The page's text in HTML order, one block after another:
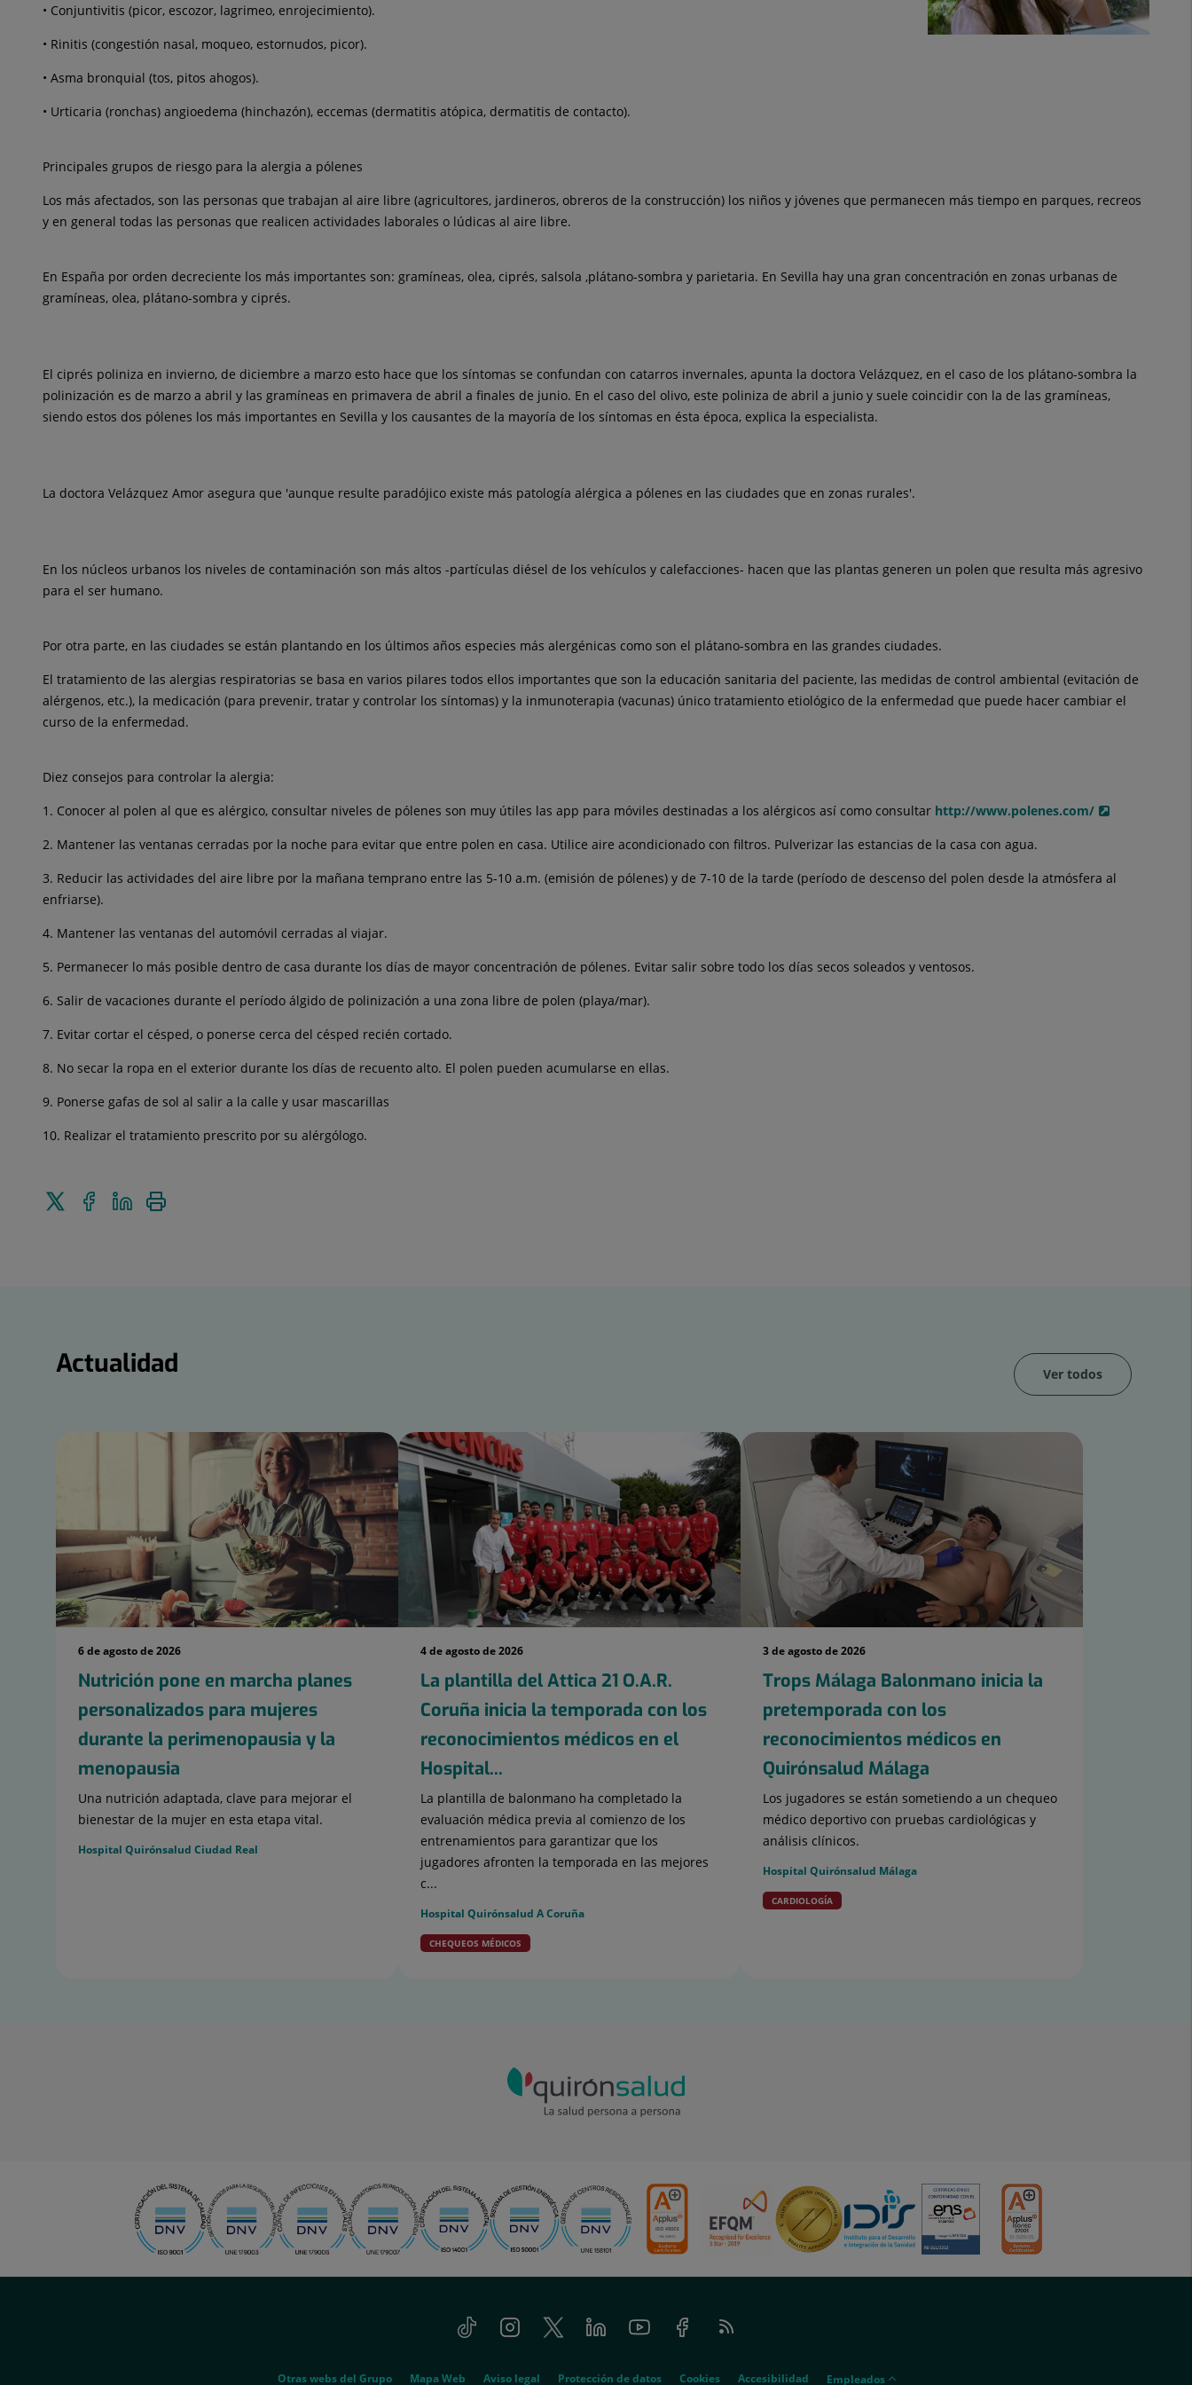
alérgica
más
común.
• Conjuntivitis (picor, escozor, lagrimeo, enrojecimiento).
• Rinitis (congestión nasal, moqueo, estornudos, picor).
• Asma bronquial (tos, pitos ahogos).
• Urticaria (ronchas) angioedema (hinchazón), eccemas (dermatitis atópica, dermatitis de contacto).
Principales grupos de riesgo para la alergia a pólenes
Los más afectados, son las personas que trabajan al aire libre (agricultores, jardineros, obreros de la construcción) los niños y jóvenes que permanecen más tiempo en parques, recreos
y en general todas las personas que realicen actividades laborales o lúdicas al aire libre.
En España por orden decreciente los más importantes son: gramíneas, olea, ciprés, salsola ,plátano-sombra y parietaria. En Sevilla hay una gran concentración en zonas urbanas de
gramíneas, olea, plátano-sombra y ciprés.
El ciprés poliniza en invierno, de diciembre a marzo esto hace que los síntomas se confundan con catarros invernales, apunta la doctora Velázquez, en el caso de los plátano-sombra la
polinización es de marzo a abril y las gramíneas en primavera de abril a finales de junio. En el caso del olivo, este poliniza de abril a junio y suele coincidir con la de las gramíneas,
siendo estos dos pólenes los más importantes en Sevilla y los causantes de la mayoría de los síntomas en ésta época, explica la especialista.
La doctora Velázquez Amor asegura que 'aunque resulte paradójico existe más patología alérgica a pólenes en las ciudades que en zonas rurales'.
En los núcleos urbanos los niveles de contaminación son más altos -partículas diésel de los vehículos y calefacciones- hacen que las plantas generen un polen que resulta más agresivo
para el ser humano.
Por otra parte, en las ciudades se están plantando en los últimos años especies más alergénicas como son el plátano-sombra en las grandes ciudades.
El tratamiento de las alergias respiratorias se basa en varios pilares todos ellos importantes que son la educación sanitaria del paciente, las medidas de control ambiental (evitación de
alérgenos, etc.), la medicación (para prevenir, tratar y controlar los síntomas) y la inmunoterapia (vacunas) único tratamiento etiológico de la enfermedad que puede hacer cambiar el
curso de la enfermedad.
Diez consejos para controlar la alergia:
1. Conocer al polen al que es alérgico, consultar niveles de pólenes son muy útiles las app para móviles destinadas a los alérgicos así como consultar http://www.polenes.com/
2. Mantener las ventanas cerradas por la noche para evitar que entre polen en casa. Utilice aire acondicionado con filtros. Pulverizar las estancias de la casa con agua.
3. Reducir las actividades del aire libre por la mañana temprano entre las 5-10 a.m. (emisión de pólenes) y de 7-10 de la tarde (período de descenso del polen desde la atmósfera al
enfriarse).
4. Mantener las ventanas del automóvil cerradas al viajar.
5. Permanecer lo más posible dentro de casa durante los días de mayor concentración de pólenes. Evitar salir sobre todo los días secos soleados y ventosos.
6. Salir de vacaciones durante el período álgido de polinización a una zona libre de polen (playa/mar).
7. Evitar cortar el césped, o ponerse cerca del césped recién cortado.
8. No secar la ropa en el exterior durante los días de recuento alto. El polen pueden acumularse en ellas.
9. Ponerse gafas de sol al salir a la calle y usar mascarillas
10. Realizar el tratamiento prescrito por su alérgólogo.
Enviar
Compartir
en
Compartir
Actualidad
6 de agosto de 2026
Nutrición pone en marcha planes
personalizados para mujeres
durante la perimenopausia y la
menopausia
Una nutrición adaptada, clave para mejorar el
bienestar de la mujer en esta etapa vital.
Hospital Quirónsalud Ciudad Real
4 de agosto de 2026
La plantilla del Attica 21 O.A.R.
Coruña inicia la temporada con los
reconocimientos médicos en el
Hospital...
La plantilla de balonmano ha completado la
evaluación médica previa al comienzo de los
entrenamientos para garantizar que los
jugadores afronten la temporada en las mejores
c...
Hospital Quirónsalud A Coruña
CHEQUEOS MÉDICOS
3 de agosto de 2026
Trops Málaga Balonmano inicia la
pretemporada con los
reconocimientos médicos en
Quirónsalud Málaga
Los jugadores se están sometiendo a un chequeo
médico deportivo con pruebas cardiológicas y
análisis clínicos.
Hospital Quirónsalud Málaga
CARDIOLOGÍA
Ver todos
Tiktok InstagramTwitter LinkedinYoutube FacebookFeed
RSS
Otras webs del Grupo Mapa Web Aviso legal Protección de datos Cookies Accesibilidad Empleados